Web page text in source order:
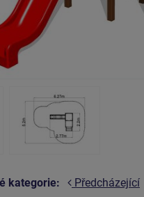
kategorie: Předcházející